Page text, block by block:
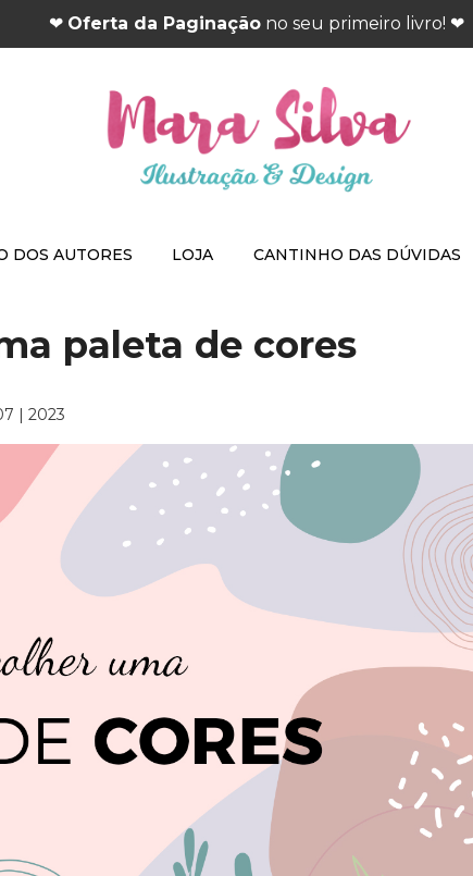
❤ Oferta da Paginação no seu primeiro livro! ❤
DOS AUTORES LOJA CANTINHO DAS DÚVIDAS
paleta de cores
| 2023